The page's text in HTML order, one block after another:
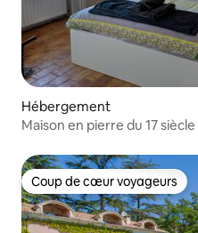
Hébergement
Maison en pierre du 17
Coup de cœur voyageurs
Coup de cœur voyageurs